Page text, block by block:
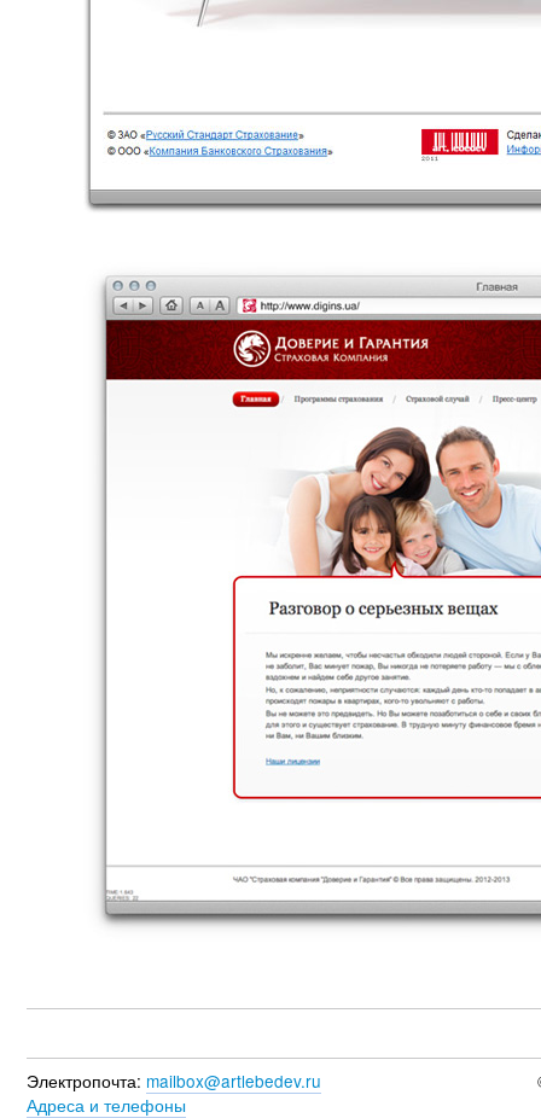
Электропочта: mailbox@artlebedev.ru
Адреса и телефоны